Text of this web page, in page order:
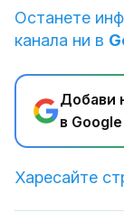
Останете
канала ни в
Добави
в Google
Харесайте